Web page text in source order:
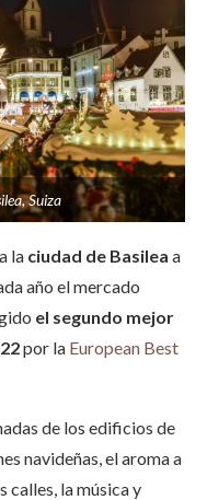
Suiza
la ciudad de Basilea a
año el mercado
el segundo mejor
por la European Best
de los edificios de
navideñas, el aroma a
calles, la música y